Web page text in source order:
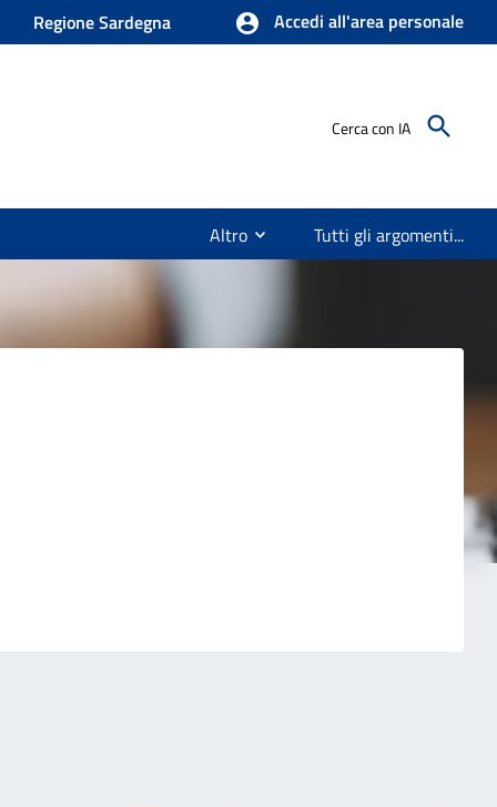
Regione Sardegna Accedi all'area personale
Cerca con IA
Altro Tutti gli argomenti...